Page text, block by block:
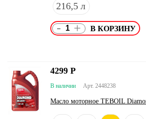
216,5 л
- +
Арт. 2448238
В наличии
Масло моторное TEBOIL
4299 Р